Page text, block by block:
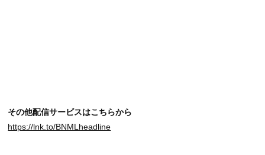
その他配信サービスはこちらから
https://lnk.to/BNMLheadline